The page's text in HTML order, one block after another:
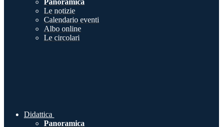
Panoramica
Le notizie
Calendario eventi
Albo online
Le circolari
Didattica
Panoramica